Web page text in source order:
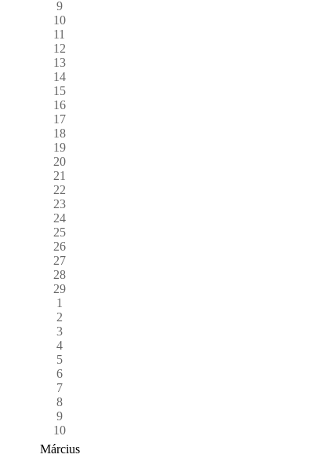
9
10
11
12
13
14
15
16
17
18
19
20
21
22
23
24
25
26
27
28
29
1
2
3
4
5
6
7
8
9
10
Március